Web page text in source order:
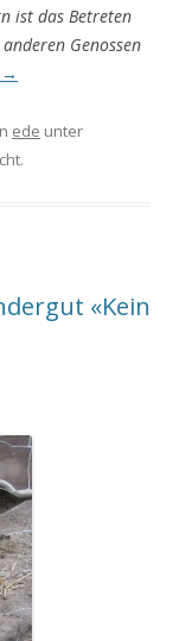
ist das Betreten
Genossen
→
ede unter
«Kein